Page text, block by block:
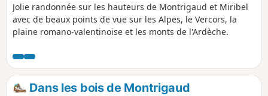
Jolie randonnée sur les hauteurs de Montrigaud et Miribel
avec de beaux points de vue sur les Alpes, le Vercors, la
plaine romano-valentinoise et les monts de l'Ardèche.
Dans les bois de Montrigaud